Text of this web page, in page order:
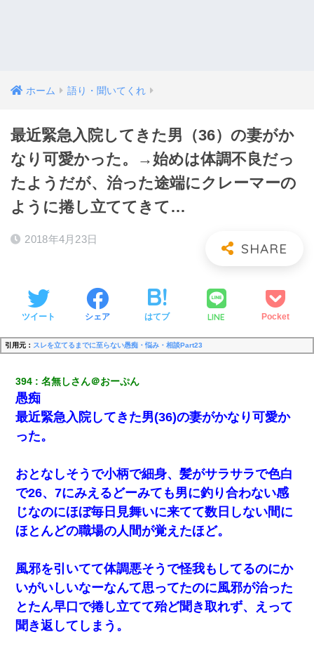
ホーム 語り・聞いてくれ
最近緊急入院してきた男（36）の妻がか
なり可愛かった。→始めは体調不良だっ
たようだが、治った途端にクレーマーの
ように捲し立ててきて…
2018年4月23日
ツイート シェア はてブ LINE Pocket
引用元： スレを立てるまでに至らない愚痴・悩み・相談Part23
394 名無しさん＠おーぷん
愚痴
最近緊急入院してきた男(36)の妻がかなり可愛か
った。
おとなしそうで小柄で細身、髪がサラサラで色白
で26、7にみえるどーみても男に釣り合わない感
じなのにほぼ毎日見舞いに来てて数日しない間に
ほとんどの職場の人間が覚えたほど。
風邪を引いてて体調悪そうで怪我もしてるのにか
いがいしいなーなんて思ってたのに風邪が治った
とたん早口で捲し立てて殆ど聞き取れず、えって
聞き返してしまう。